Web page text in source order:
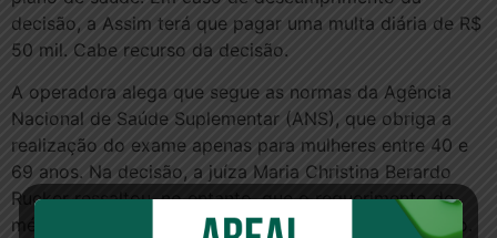
decisão, a Assim terá que pagar uma multa diária de R$
50 mil. Cabe recurso da decisão.
A operadora alega que segue as normas da Agência
Nacional de Saúde Suplementar (ANS), que obriga a
realização do exame apenas para mulheres entre 40 e
69 anos. Na decisão, a juíza Maria Christina Berardo
Rucker ressaltou, no entanto, que o requerimento do
médico é suficiente para que o exame seja autorizado.